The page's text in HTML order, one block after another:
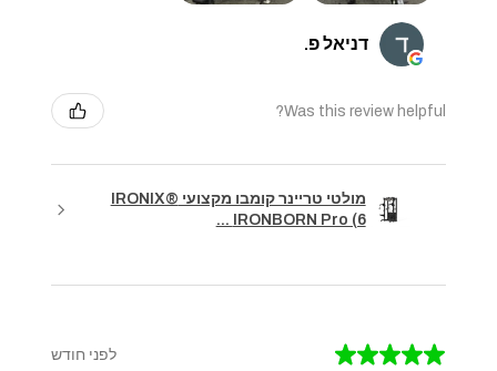
דניאל פ.
Was this review helpful?
מולטי טריינר קומבו מקצועי IRONIX®
IRONBORN Pro (6 ...
★
★
★
★
★ לפני חודש